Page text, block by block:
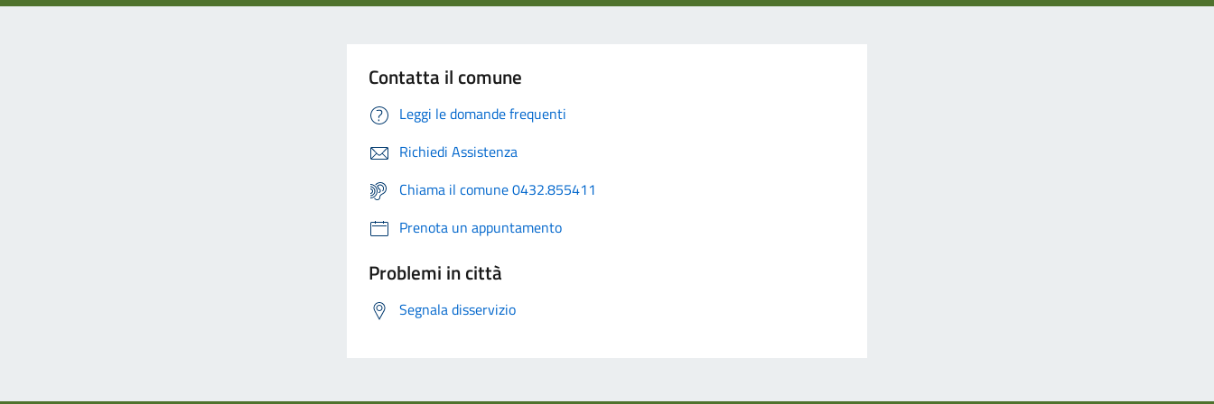
Contatta il comune
Leggi le domande frequenti
Richiedi Assistenza
Chiama il comune 0432.855411
Prenota un appuntamento
Problemi in città
Segnala disservizio